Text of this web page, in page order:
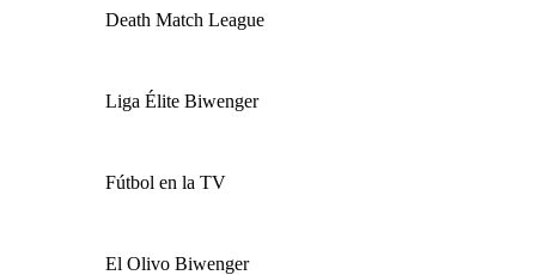
Death Match League
Liga Élite Biwenger
Fútbol en la TV
El Olivo Biwenger